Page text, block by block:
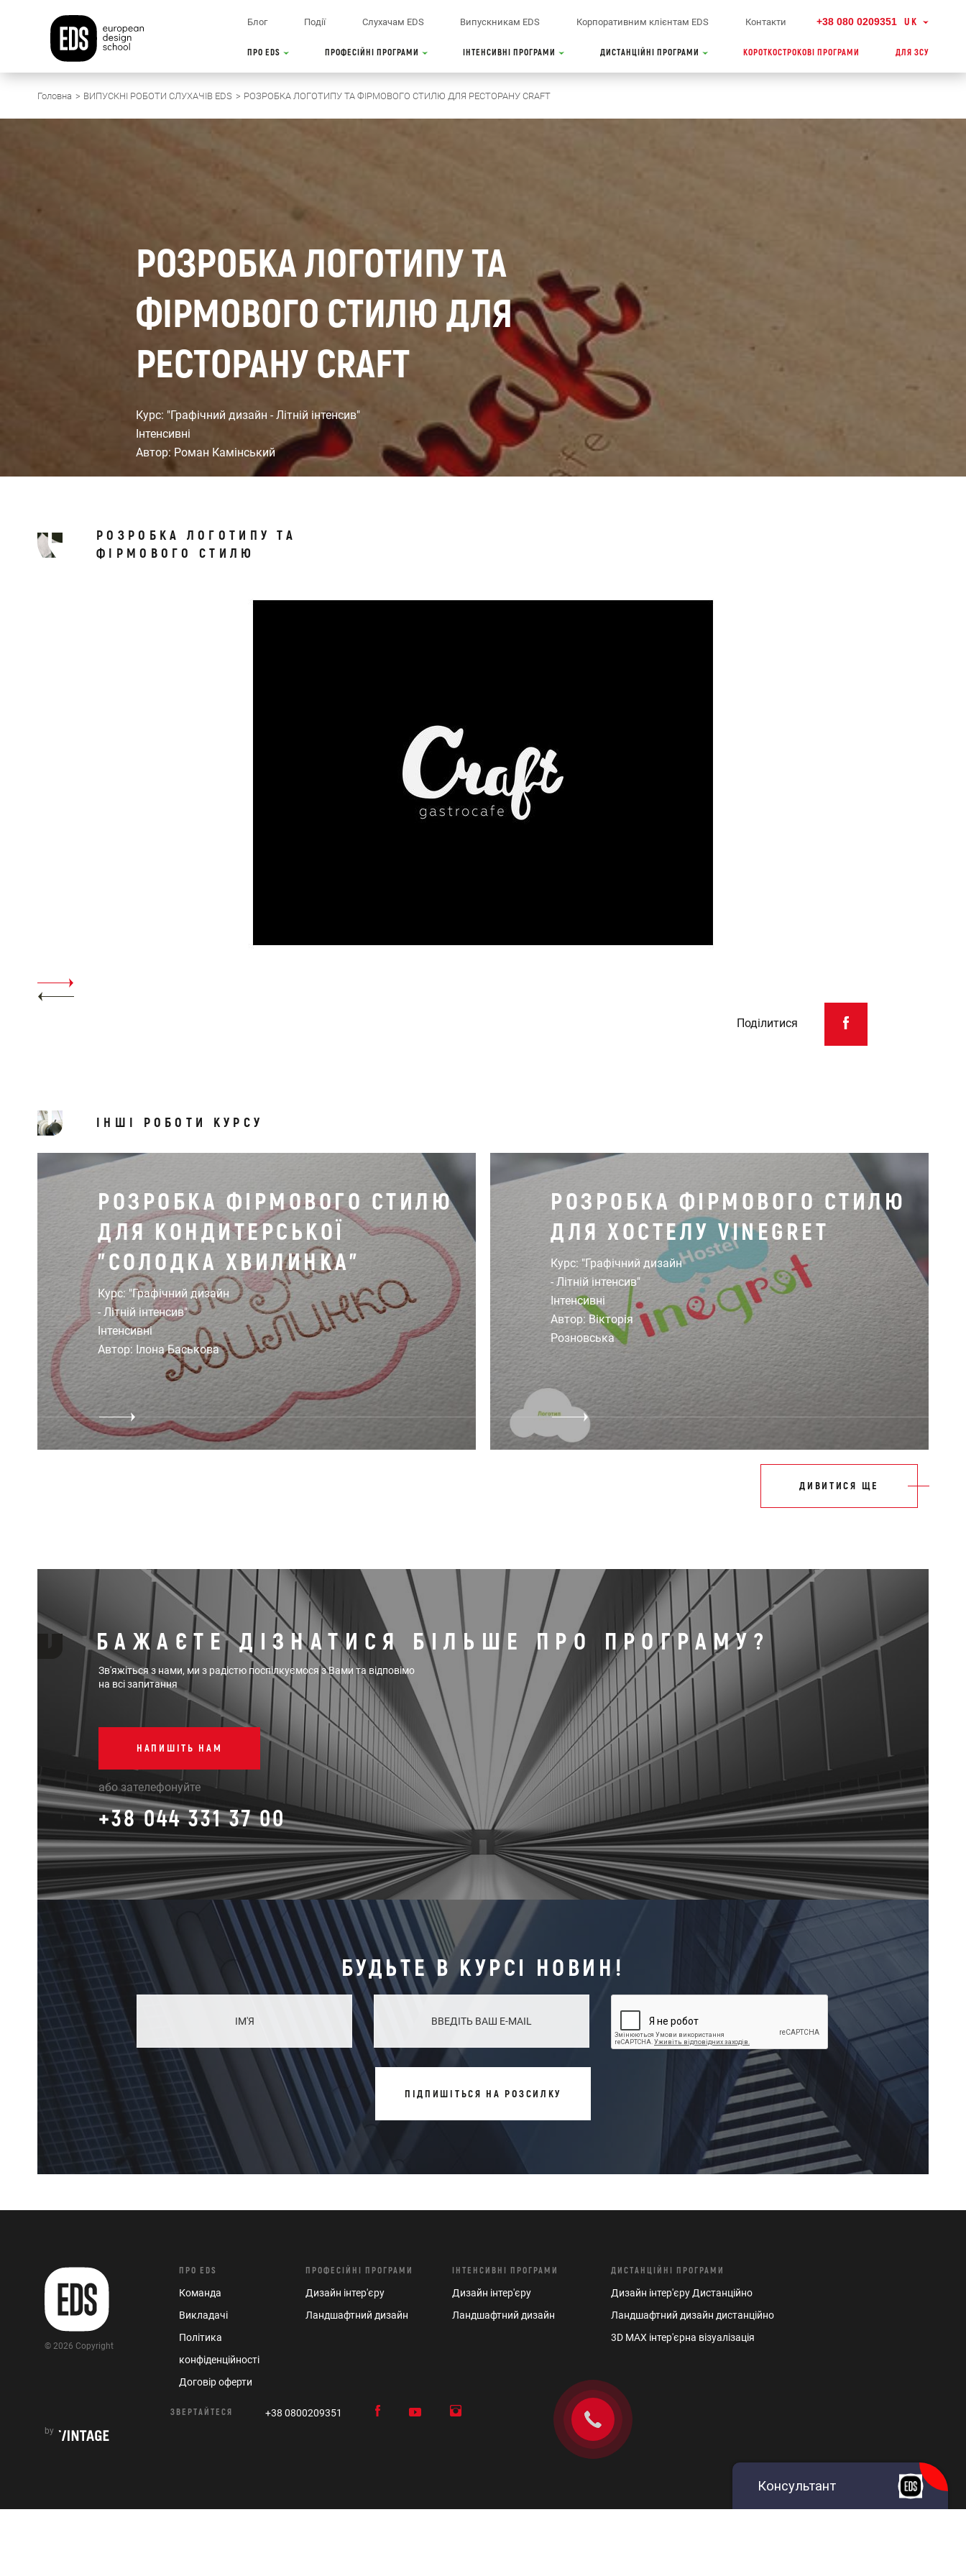
Блог Події Слухачам EDS Випускникам EDS Корпоративним клієнтам EDS Контакти +38 080 0209351 UK
ПРО EDS ПРОФЕСІЙНІ ПРОГРАМИ ІНТЕНСИВНІ ПРОГРАМИ ДИСТАНЦІЙНІ ПРОГРАМИ КОРОТКОСТРОКОВІ ПРОГРАМИ ДЛЯ ЗСУ
Головна ВИПУСКНІ РОБОТИ СЛУХАЧІВ EDS РОЗРОБКА ЛОГОТИПУ ТА ФІРМОВОГО СТИЛЮ ДЛЯ РЕСТОРАНУ CRAFT
РОЗРОБКА ЛОГОТИПУ ТА
ФІРМОВОГО СТИЛЮ ДЛЯ
РЕСТОРАНУ CRAFT
Курс: "Графічний дизайн - Літній інтенсив"
Інтенсивні
Автор: Роман Камінський
РОЗРОБКА ЛОГОТИПУ ТА
ФІРМОВОГО СТИЛЮ
Поділитися
ІНШІ РОБОТИ КУРСУ
РОЗРОБКА ФІРМОВОГО СТИЛЮ
ДЛЯ КОНДИТЕРСЬКОЇ
"СОЛОДКА ХВИЛИНКА"
Курс: "Графічний дизайн
- Літній інтенсив"
Інтенсивні
Автор: Ілона Баськова
РОЗРОБКА ФІРМОВОГО СТИЛЮ
ДЛЯ ХОСТЕЛУ VINEGRET
Курс: "Графічний дизайн
- Літній інтенсив"
Інтенсивні
Автор: Вікторія
Розновська
ДИВИТИСЯ ЩЕ
БАЖАЄТЕ ДІЗНАТИСЯ БІЛЬШЕ ПРО ПРОГРАМУ?
Зв'яжіться з нами, ми з радістю поспілкуємося з Вами та відповімо
на всі запитання
НАПИШІТЬ НАМ
або зателефонуйте
+38 044 331 37 00
БУДЬТЕ В КУРСІ НОВИН!
ПІДПИШІТЬСЯ НА РОЗСИЛКУ
© 2026 Copyright
ПРО EDS
Команда
Викладачі
Політика
конфіденційності
Договір оферти
ПРОФЕСІЙНІ ПРОГРАМИ
Дизайн інтер'єру
Ландшафтний дизайн
ІНТЕНСИВНІ ПРОГРАМИ
Дизайн інтер'єру
Ландшафтний дизайн
ДИСТАНЦIЙНI ПРОГРАМИ
Дизайн інтер'єру Дистанцiйно
Ландшафтний дизайн дистанційно
3D MAX інтер'єрна візуалізація
ЗВЕРТАЙТЕСЯ +38 0800209351
by